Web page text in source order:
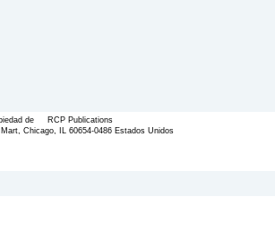
de RCP Publications
Chicago, IL 60654-0486 Estados Unidos